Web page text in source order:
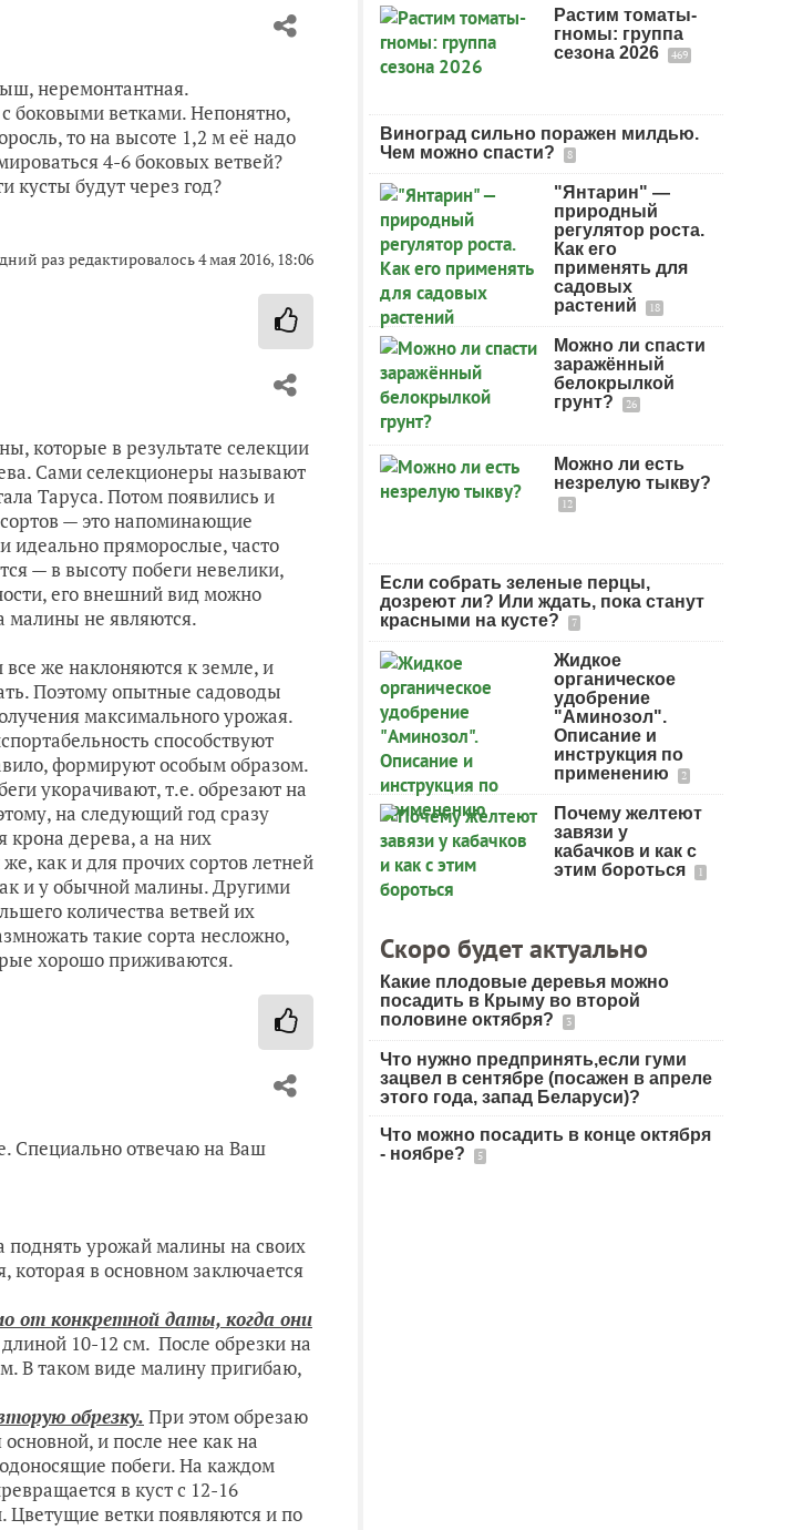
неремонтантная.
боковыми ветками. Непонятно,
то на высоте 1,2 м её надо
4-6 боковых ветвей?
кусты будут через год?
раз редактировалось4 мая 2016, 18:06
которые в результате селекции
Сами селекционеры называют
Таруса. Потом появились и
сортов — это напоминающие
идеально пряморослые, часто
— в высоту побеги невелики,
его внешний вид можно
малины не являются.
же наклоняются к земле, и
Поэтому опытные садоводы
максимального урожая.
способствуют
формируют особым образом.
укорачивают, т.е. обрезают на
на следующий год сразу
крона дерева, а на них
как и для прочих сортов летней
и у обычной малины. Другими
количества ветвей их
такие сорта несложно,
хорошо приживаются.
Специально отвечаю на Ваш
поднять урожай малины на своих
в основном заключается
от конкретной даты, когда они
10-12 см. После обрезки на
В таком виде малину пригибаю,
обрезку. При этом обрезаю
и после нее как на
побеги. На каждом
в куст с 12-16
Цветущие ветки появляются и по
Растим томаты-
гномы: группа
сезона 2026
469
Виноград сильно поражен милдью.
Чем можно спасти?
8
"Янтарин" —
природный
регулятор роста.
Как его
применять для
садовых
растений
18
Можно ли спасти
заражённый
белокрылкой
грунт?
26
Можно ли есть
незрелую тыкву?
12
Если собрать зеленые перцы,
дозреют ли? Или ждать, пока станут
красными на кусте?
7
Жидкое
органическое
удобрение
"Аминозол".
Описание и
инструкция по
применению
2
Почему желтеют
завязи у
кабачков и как с
этим бороться
1
Скоро будет актуально
Какие плодовые деревья можно
посадить в Крыму во второй
половине октября?
3
Что нужно предпринять,если гуми
зацвел в сентябре (посажен в апреле
этого года, запад Беларуси)?
Что можно посадить в конце октября
- ноябре?
5